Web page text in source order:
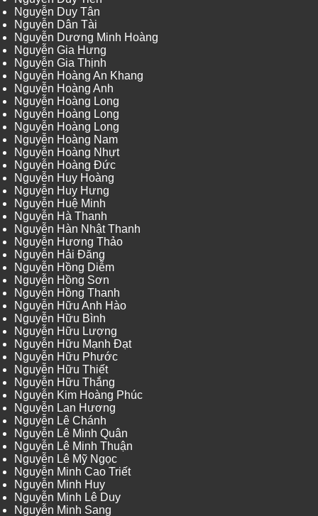
Nguyễn Duy Tân
Nguyễn Dân Tài
Nguyễn Dương Minh Hoàng
Nguyễn Gia Hưng
Nguyễn Gia Thịnh
Nguyễn Hoàng An Khang
Nguyễn Hoàng Anh
Nguyễn Hoàng Long
Nguyễn Hoàng Long
Nguyễn Hoàng Long
Nguyễn Hoàng Nam
Nguyễn Hoàng Nhựt
Nguyễn Hoàng Đức
Nguyễn Huy Hoàng
Nguyễn Huy Hưng
Nguyễn Huệ Minh
Nguyễn Hà Thanh
Nguyễn Hàn Nhật Thanh
Nguyễn Hương Thảo
Nguyễn Hải Đăng
Nguyễn Hồng Diễm
Nguyễn Hồng Sơn
Nguyễn Hồng Thanh
Nguyễn Hữu Anh Hào
Nguyễn Hữu Bình
Nguyễn Hữu Lượng
Nguyễn Hữu Mạnh Đạt
Nguyễn Hữu Phước
Nguyễn Hữu Thiết
Nguyễn Hữu Thắng
Nguyễn Kim Hoàng Phúc
Nguyễn Lan Hương
Nguyễn Lê Chánh
Nguyễn Lê Minh Quân
Nguyễn Lê Minh Thuận
Nguyễn Lê Mỹ Ngọc
Nguyễn Minh Cao Triết
Nguyễn Minh Huy
Nguyễn Minh Lê Duy
Nguyễn Minh Sang